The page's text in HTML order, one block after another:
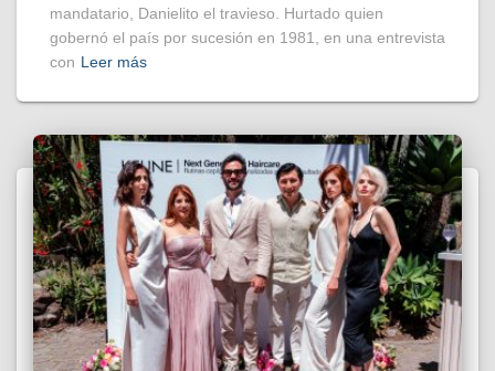
mandatario, Danielito el travieso. Hurtado quien
gobernó el país por sucesión en 1981, en una entrevista
con Leer más